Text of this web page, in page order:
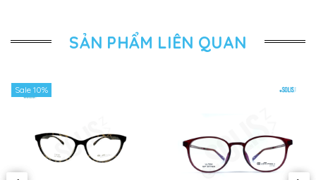
SẢN PHẨM LIÊN QUAN
Sale 10%